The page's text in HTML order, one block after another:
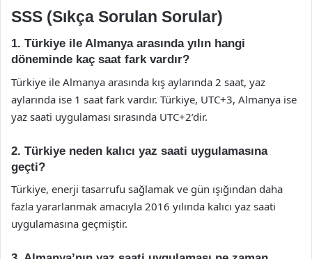
SSS (Sıkça Sorulan Sorular)
1. Türkiye ile Almanya arasında yılın hangi
döneminde kaç saat fark vardır?
Türkiye ile Almanya arasında kış aylarında 2 saat, yaz
aylarında ise 1 saat fark vardır. Türkiye, UTC+3, Almanya ise
yaz saati uygulaması sırasında UTC+2’dir.
2. Türkiye neden kalıcı yaz saati uygulamasına
geçti?
Türkiye, enerji tasarrufu sağlamak ve gün ışığından daha
fazla yararlanmak amacıyla 2016 yılında kalıcı yaz saati
uygulamasına geçmiştir.